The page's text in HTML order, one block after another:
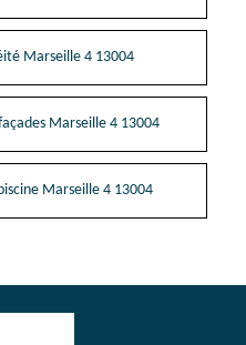
Marseille 4 13004
Marseille 4 13004
Marseille 4 13004